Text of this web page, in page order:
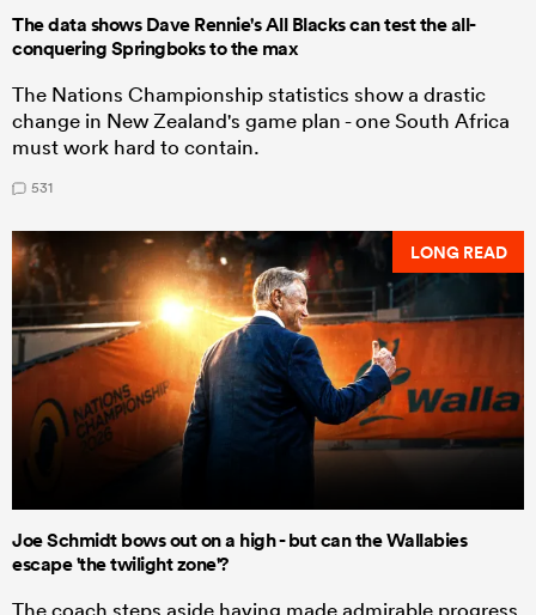
The data shows Dave Rennie's All Blacks can test the all-
conquering Springboks to the max
The Nations Championship statistics show a drastic
change in New Zealand's game plan - one South Africa
must work hard to contain.
531
LONG READ
Joe Schmidt bows out on a high - but can the Wallabies
escape 'the twilight zone'?
The coach steps aside having made admirable progress